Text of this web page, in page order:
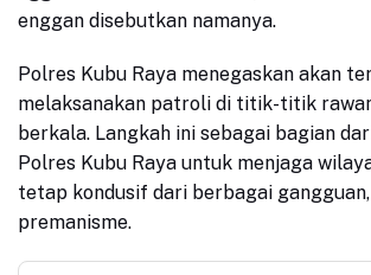
enggan disebutkan namanya.
Polres Kubu Raya menegaskan akan
melaksanakan patroli di titik-titik
berkala. Langkah ini sebagai bagian
Polres Kubu Raya untuk menjaga
tetap kondusif dari berbagai
premanisme.